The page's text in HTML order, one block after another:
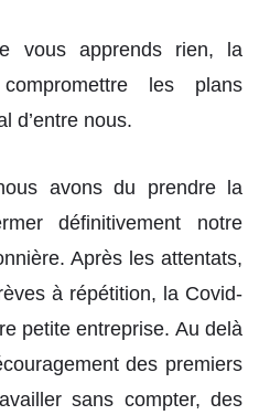
vous apprends rien, la
les plans
d’entre nous.
avons du prendre la
définitivement notre
Après les attentats,
à répétition, la Covid-
petite entreprise. Au delà
des premiers
sans compter, des